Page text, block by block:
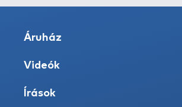
Áruház
Videók
Írások